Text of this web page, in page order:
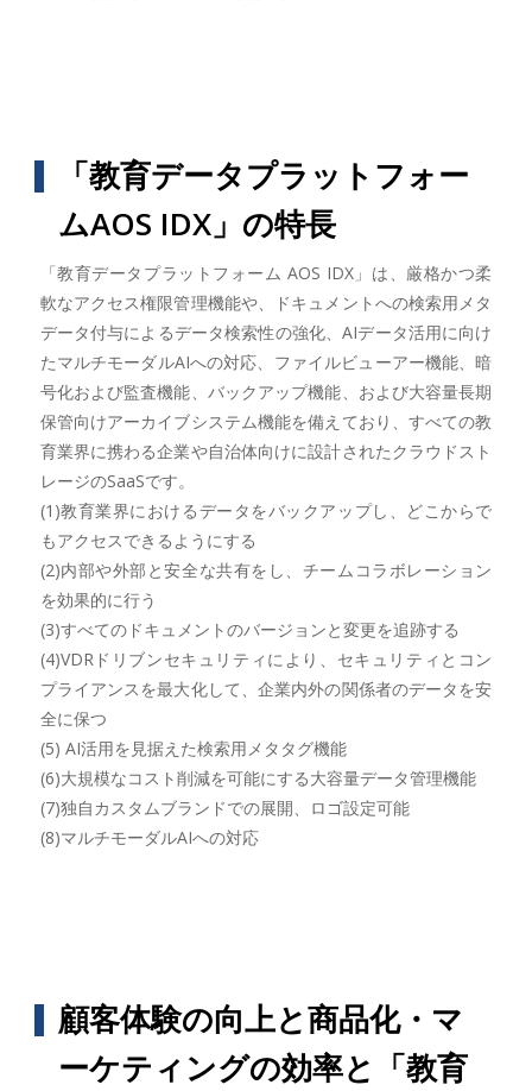
「教育データプラットフォー
ムAOS IDX」の特長
「教育データプラットフォーム AOS IDX」は、厳格かつ柔
軟なアクセス権限管理機能や、ドキュメントへの検索用メタ
データ付与によるデータ検索性の強化、AIデータ活用に向け
たマルチモーダルAIへの対応、ファイルビューアー機能、暗
号化および監査機能、バックアップ機能、および大容量長期
保管向けアーカイブシステム機能を備えており、すべての教
育業界に携わる企業や自治体向けに設計されたクラウドスト
レージのSaaSです。
(1)教育業界におけるデータをバックアップし、どこからで
もアクセスできるようにする
(2)内部や外部と安全な共有をし、チームコラボレーション
を効果的に行う
(3)すべてのドキュメントのバージョンと変更を追跡する
(4)VDRドリブンセキュリティにより、セキュリティとコン
プライアンスを最大化して、企業内外の関係者のデータを安
全に保つ
(5) AI活用を見据えた検索用メタタグ機能
(6)大規模なコスト削減を可能にする大容量データ管理機能
(7)独自カスタムブランドでの展開、ロゴ設定可能
(8)マルチモーダルAIへの対応
顧客体験の向上と商品化・マ
ーケティングの効率と「教育